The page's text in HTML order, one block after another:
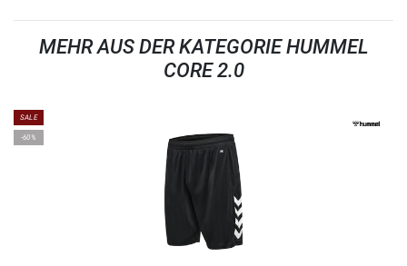
MEHR AUS DER KATEGORIE HUMMEL
CORE 2.0
SALE
-60%